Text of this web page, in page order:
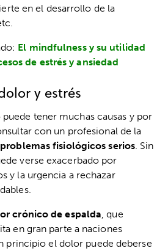
en el desarrollo de la
El mindfulness y su utilidad
de estrés y ansiedad
y estrés
tener muchas causas y por
con un profesional de la
fisiológicos serios. Sin
verse exacerbado por
y la urgencia a rechazar
crónico de espalda, que
en gran parte a naciones
principio el dolor puede deberse